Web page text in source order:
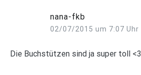
nana-fkb
02/07/2015 um 7:07 Uhr
Die Buchstützen sind ja super toll <3